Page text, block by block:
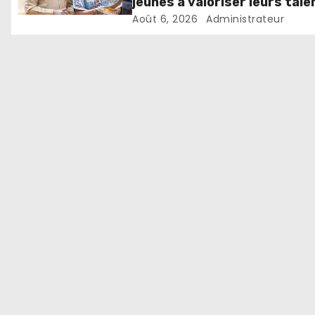
pour accélérer le
Août 6, 2026 Administrateur